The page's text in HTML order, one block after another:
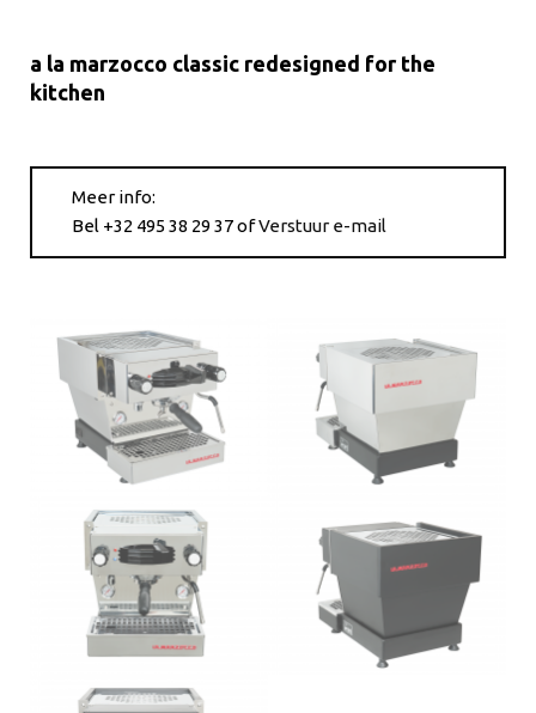
a la marzocco classic redesigned for the
kitchen
Meer info:
Bel +32 495 38 29 37ofVerstuur e-mail